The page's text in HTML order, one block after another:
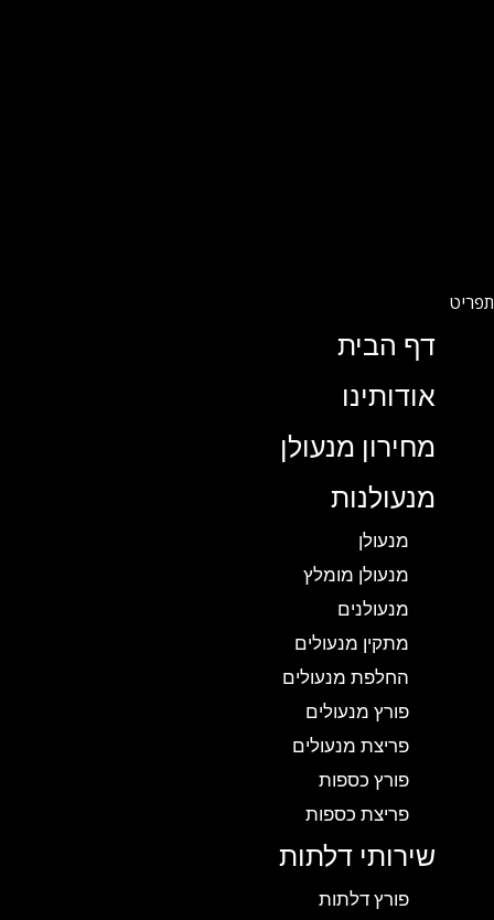
דף הבית
אודותינו
מחירון מנעולן
מנעולנות
מנעולן
מנעולן מומלץ
מנעולנים
מתקין מנעולים
החלפת מנעולים
פורץ מנעולים
פריצת מנעולים
פורץ כספות
פריצת כספות
שירותי דלתות
פורץ דלתות